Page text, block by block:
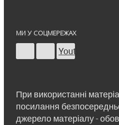
МИ У СОЦМЕРЕЖАХ
Youtube
При використанні
посилання
джерело матеріалу -